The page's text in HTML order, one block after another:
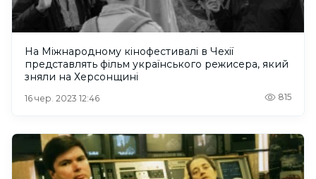
На Міжнародному кінофестивалі в Чехії
представлять фільм українського режисера, який
зняли на Херсонщині
16 чер. 2023 12:46 815